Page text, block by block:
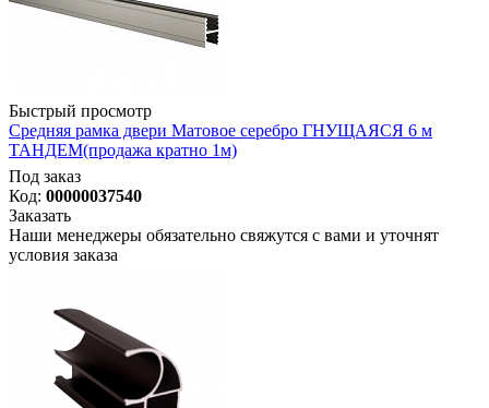
Быстрый просмотр
Средняя рамка двери Матовое серебро ГНУЩАЯСЯ 6 м
ТАНДЕМ(продажа кратно 1м)
Под заказ
Код: 00000037540
Заказать
Наши менеджеры обязательно свяжутся с вами и уточнят
условия заказа